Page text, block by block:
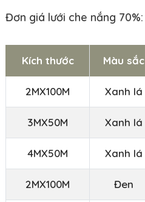
Đơn giá lưới che nắng 70%:
Kích thước Màu sắc
2MX100M Xanh lá
3MX50M Xanh lá
4MX50M Xanh lá
2MX100M Đen